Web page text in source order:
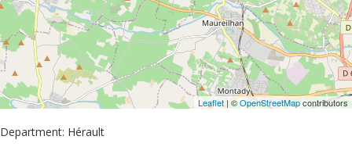
Leaflet| ©OpenStreetMapcontributors
Department: Hérault